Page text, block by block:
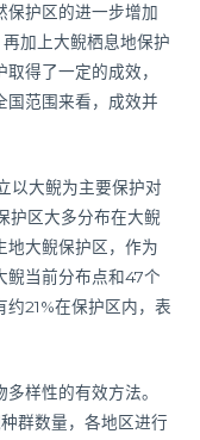
保护区的进一步增加
加上大鲵栖息地保护
得了一定的成效，
国范围来看，成效并
大鲵为主要保护对
护区大多分布在大鲵
地大鲵保护区，作为
鲵当前分布点和47个
21%在保护区内，表
样性的有效方法。
群数量，各地区进行